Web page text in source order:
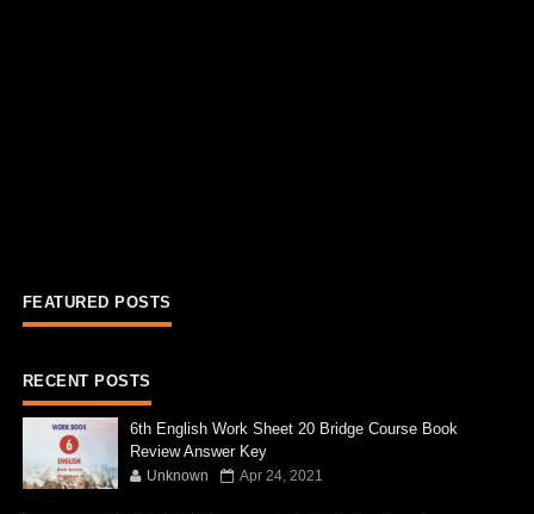
FEATURED POSTS
RECENT POSTS
6th English Work Sheet 20 Bridge Course Book
Review Answer Key
Unknown Apr 24, 2021